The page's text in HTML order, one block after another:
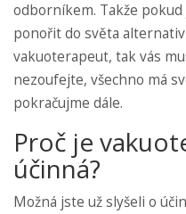
odborníkem. Takže
ponořit do světa
vakuoterapeut, tak vás
nezoufejte, všechno má
pokračujme dále.
Proč je
účinná?
Možná jste už slyšeli o